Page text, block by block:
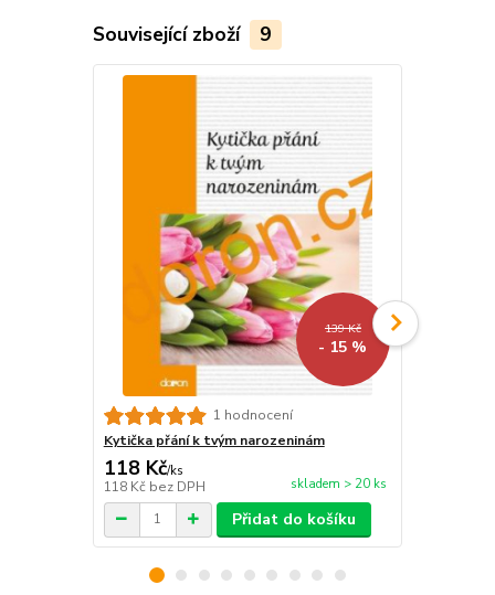
Související zboží 9
139 Kč
- 15 %
1 hodnocení
Kytička přání k tvým narozeninám
118 Kč/ks
118 Kč bez DPH skladem > 20 ks
Přidat do košíku